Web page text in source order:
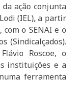
ação conjunta
(IEL), a partir
o SENAI e o
(Sindicalçados).
Roscoe, o
instituições e a
ferramenta